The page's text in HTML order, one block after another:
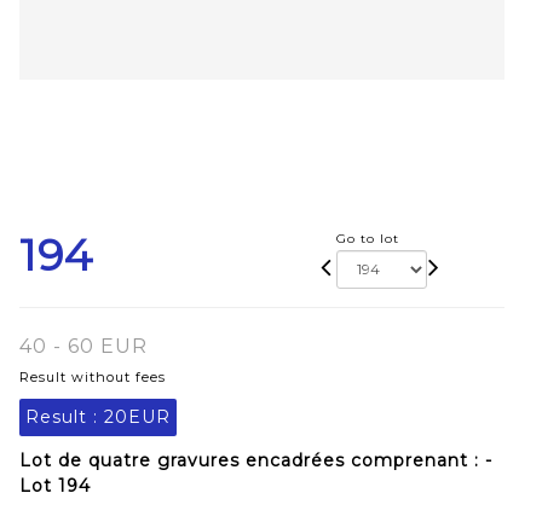
194 Go to lot
40 - 60 EUR
Result without fees
Result : 20EUR
Lot de quatre gravures encadrées comprenant : -
Lot 194